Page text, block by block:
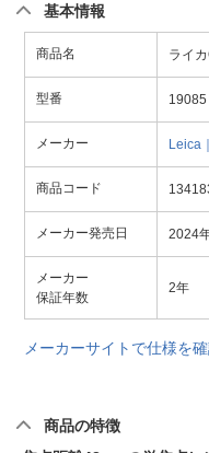
基本情報
商品名 ライ
型番 19085
メーカー Leica
商品コード
メーカー発売日 2024
メーカー
保証年数
2年
メーカーサイトで仕様を
商品の特徴